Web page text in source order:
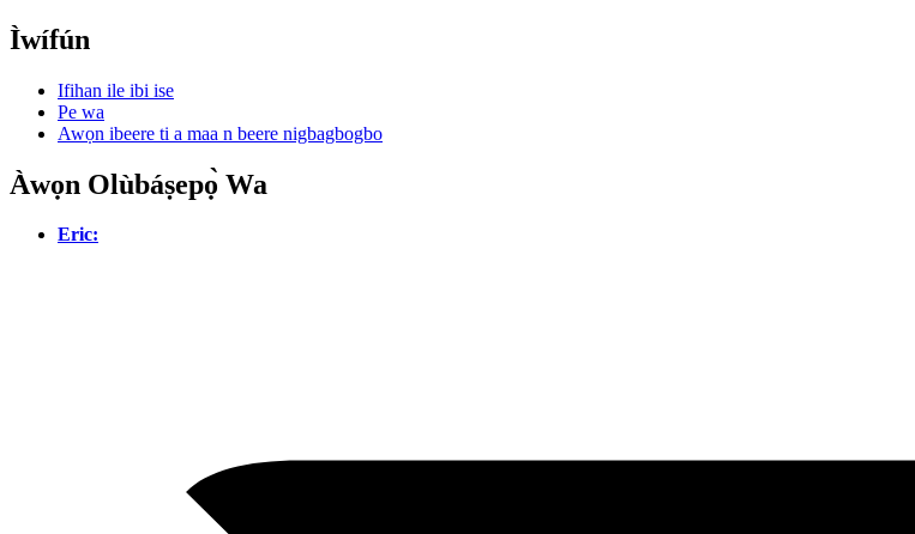
Ìwífún
Ifihan ile ibi ise
Pe wa
Awọn ibeere ti a maa n beere nigbagbogbo
Àwọn Olùbáṣepọ̀ Wa
Eric: